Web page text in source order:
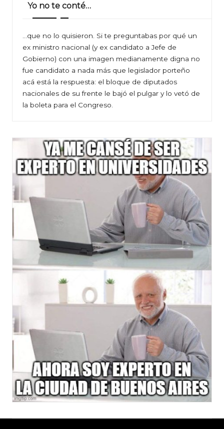
Yo no te conté…
…que no lo quisieron. Si te preguntabas por qué un
ex ministro nacional (y ex candidato a Jefe de
Gobierno) con una imagen medianamente digna no
fue candidato a nada más que legislador porteño
acá está la respuesta: el bloque de diputados
nacionales de su frente le bajó el pulgar y lo vetó de
la boleta para el Congreso.